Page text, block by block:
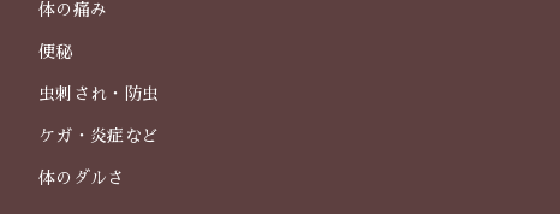
体の痛み
便秘
虫刺され・防虫
ケガ・炎症など
体のダルさ